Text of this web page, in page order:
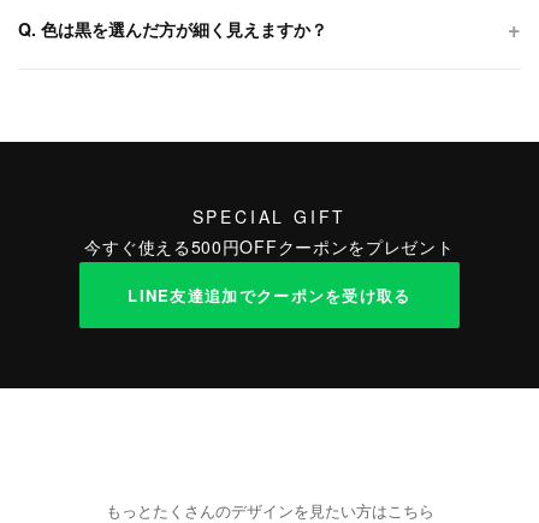
Q. 色は黒を選んだ方が細く見えますか？
SPECIAL GIFT
今すぐ使える500円OFFクーポンをプレゼント
LINE友達追加でクーポンを受け取る
もっとたくさんのデザインを見たい方はこちら